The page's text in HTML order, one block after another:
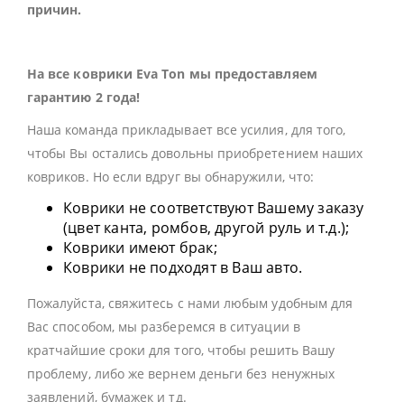
причин.
На все коврики Eva Ton мы предоставляем
гарантию 2 года!
Наша команда прикладывает все усилия, для того,
чтобы Вы остались довольны приобретением наших
ковриков. Но если вдруг вы обнаружили, что:
Коврики не соответствуют Вашему заказу
(цвет канта, ромбов, другой руль и т.д.);
Коврики имеют брак;
Коврики не подходят в Ваш авто.
Пожалуйста, свяжитесь с нами любым удобным для
Вас способом, мы разберемся в ситуации в
кратчайшие сроки для того, чтобы решить Вашу
проблему, либо же вернем деньги без ненужных
заявлений, бумажек и тд.